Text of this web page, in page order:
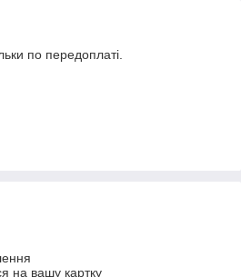
по передоплаті.
на вашу картку